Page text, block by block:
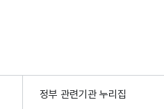
정부 관련기관 누리집